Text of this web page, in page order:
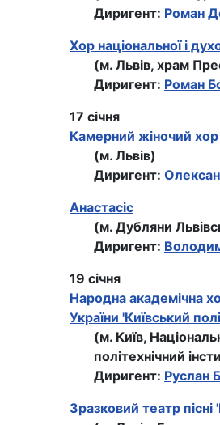
Диригент: Роман
Хор національної і
(м. Львів, храм
Диригент: Роман
17 січня
Камерний жіночий
(м. Львів)
Диригент:
Анастасiс
(м. Дубляни
Диригент:
19 січня
Народна академiчна
України 'Київський
(м. Київ,
політехнічний
Диригент: Руслан
Зразковий театр пісні